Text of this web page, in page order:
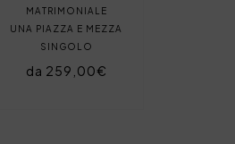
MATRIMONIALE
UNA PIAZZA E MEZZA
SINGOLO
da 259,00€